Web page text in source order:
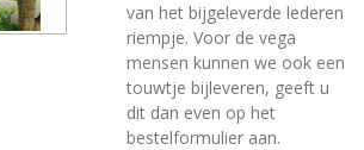
van het bijgeleverde lederen
riempje. Voor de vega
mensen kunnen we ook een
touwtje bijleveren, geeft u
dit dan even op het
bestelformulier aan.